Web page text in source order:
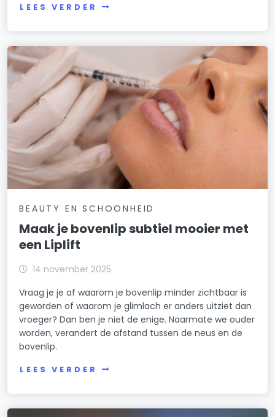
LEES VERDER
BEAUTY EN SCHOONHEID
Maak je bovenlip subtiel mooier met
een Liplift
14 november 2025
Vraag je je af waarom je bovenlip minder zichtbaar is
geworden of waarom je glimlach er anders uitziet dan
vroeger? Dan ben je niet de enige. Naarmate we ouder
worden, verandert de afstand tussen de neus en de
bovenlip.
LEES VERDER